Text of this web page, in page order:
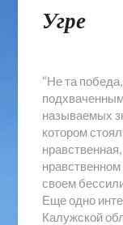
Угре
“Не та
называемых
котором
нравственном
своем
Еще одно
Калужской